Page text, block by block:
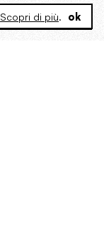
Scopri di più. ok